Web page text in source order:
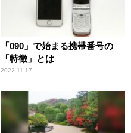
「090」で始まる携帯番号の
「特徴」とは
2022.11.17